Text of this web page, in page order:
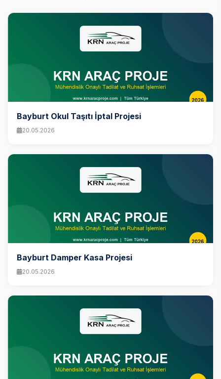
Bayburt Okul Taşıtı İptal Projesi
20.05.2026
Bayburt Damper Kasa Projesi
20.05.2026